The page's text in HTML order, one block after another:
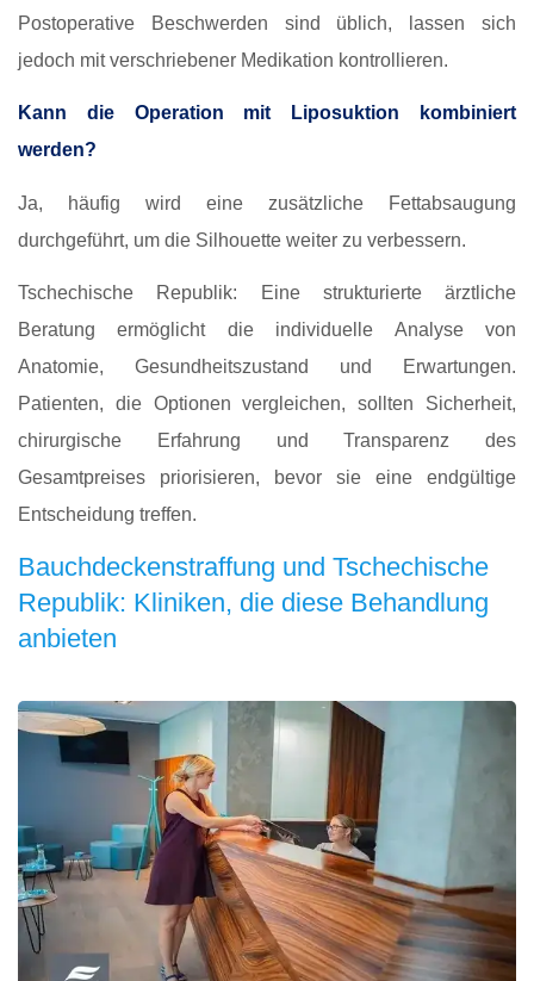
Postoperative Beschwerden sind üblich, lassen sich
jedoch mit verschriebener Medikation kontrollieren.
Kann die Operation mit Liposuktion kombiniert
werden?
Ja, häufig wird eine zusätzliche Fettabsaugung
durchgeführt, um die Silhouette weiter zu verbessern.
Tschechische Republik: Eine strukturierte ärztliche
Beratung ermöglicht die individuelle Analyse von
Anatomie, Gesundheitszustand und Erwartungen.
Patienten, die Optionen vergleichen, sollten Sicherheit,
chirurgische Erfahrung und Transparenz des
Gesamtpreises priorisieren, bevor sie eine endgültige
Entscheidung treffen.
Bauchdeckenstraffung und Tschechische
Republik: Kliniken, die diese Behandlung
anbieten